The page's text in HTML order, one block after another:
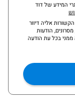
המידע של דוד
אליה דיוור
הודעות
בכל עת הודעה